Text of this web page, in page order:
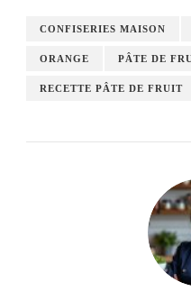
CONFISERIES MAISON
ORANGE PÂTE DE
RECETTE PÂTE DE FRUIT